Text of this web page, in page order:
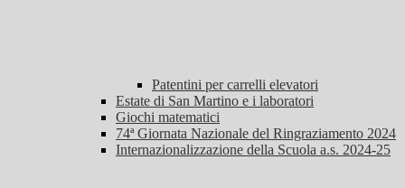
Patentini per carrelli elevatori
Estate di San Martino e i laboratori
Giochi matematici
74ª Giornata Nazionale del Ringraziamento 2024
Internazionalizzazione della Scuola a.s. 2024-25